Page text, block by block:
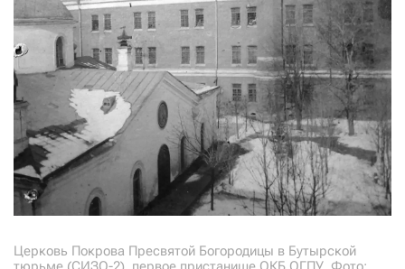
Церковь Покрова Пресвятой Богородицы в Бутырской